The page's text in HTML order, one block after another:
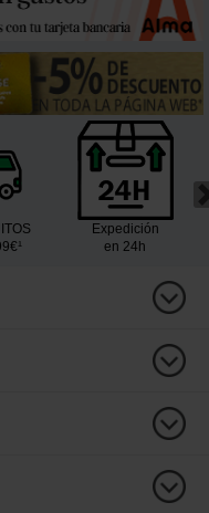
Expedición
en 24h